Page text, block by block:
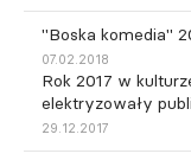
"Boska komedia"
07.02.2018
Rok 2017 w
elektryzowały
29.12.2017